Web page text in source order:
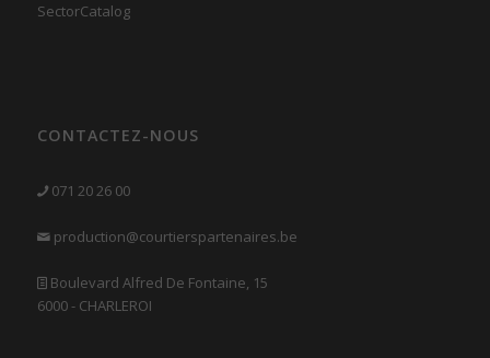
SectorCatalog
CONTACTEZ-NOUS
071 20 26 00
production@courtierspartenaires.be
Boulevard Alfred De Fontaine, 15
6000 - CHARLEROI